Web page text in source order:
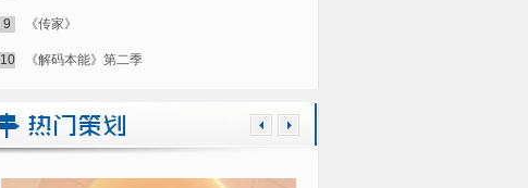
9 《传家》
10 《解码本能》第二季